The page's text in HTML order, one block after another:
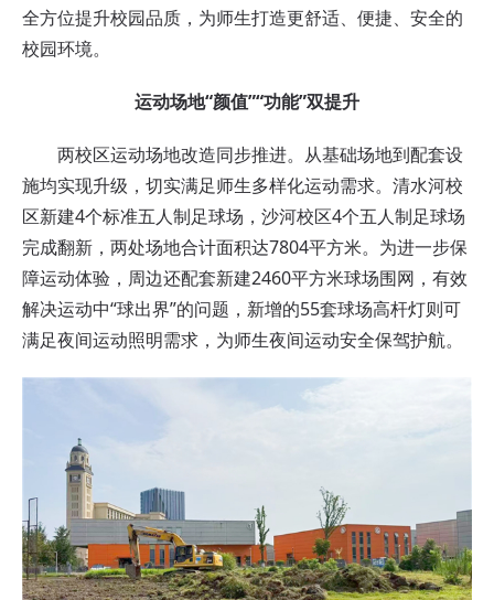
全方位提升校园品质，为师生打造更舒适、便捷、安全的
校园环境。
运动场地“颜值”“功能”双提升
两校区运动场地改造同步推进。从基础场地到配套设
施均实现升级，切实满足师生多样化运动需求。清水河校
区新建4个标准五人制足球场，沙河校区4个五人制足球场
完成翻新，两处场地合计面积达7804平方米。为进一步保
障运动体验，周边还配套新建2460平方米球场围网，有效
解决运动中“球出界”的问题，新增的55套球场高杆灯则可
满足夜间运动照明需求，为师生夜间运动安全保驾护航。